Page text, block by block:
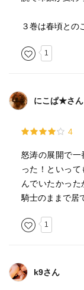
３巻は春頃との
1
にこぱ★さん
4
怒涛の展開で一
った！といっ
んでいたかっ
騎士のままで居
1
k9さん